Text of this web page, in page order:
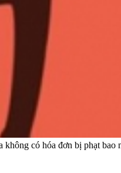
không có hóa đơn bị phạt